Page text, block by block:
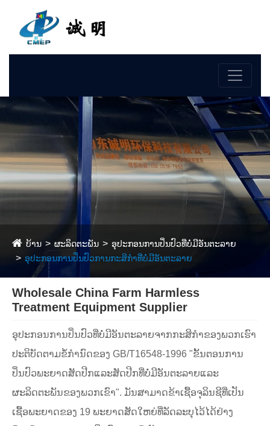
ບ້ານ ຜະລິດຕະພັນ
ອຸປະກອນການປິ່ນປົວທີ່ບໍ່ມີອັນຕະລາຍ
ອຸປະກອນການປິ່ນປົວການກະສິກໍາທີ່ບໍ່ມີອັນຕະລາຍ
Wholesale China Farm Harmless
Treatment Equipment Supplier
ອຸປະກອນການປິ່ນປົວທີ່ບໍ່ມີອັນຕະລາຍຈາກກະສິກໍາຂອງພວກເຮົາ
ປະຕິບັດຕາມຂໍ້ກໍານົດຂອງ GB/T16548-1996 "ຂັ້ນຕອນການ
ປິ່ນປົວພະຍາດສັດປີກແລະສັດປີກທີ່ບໍ່ມີອັນຕະລາຍແລະ
ຜະລິດຕະພັນຂອງພວກເຂົາ". ມັນສາມາດຂ້າເຊື້ອຈຸລິນຊີທີ່ເປັນ
ເຊື້ອພະຍາດຂອງ 19 ພະຍາດສັດໃຫຍ່ທີ່ລັດລະບຸໄວ້ໄດ້ຢ່າງ